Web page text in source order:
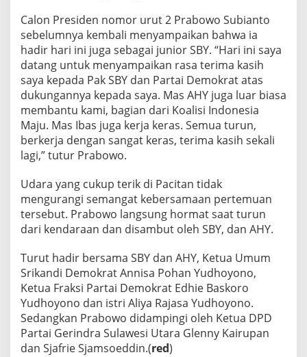
Calon Presiden nomor urut 2 Prabowo Subianto
sebelumnya kembali menyampaikan bahwa ia
hadir hari ini juga sebagai junior SBY. “Hari ini saya
datang untuk menyampaikan rasa terima kasih
saya kepada Pak SBY dan Partai Demokrat atas
dukungannya kepada saya. Mas AHY juga luar biasa
membantu kami, bagian dari Koalisi Indonesia
Maju. Mas Ibas juga kerja keras. Semua turun,
berkerja dengan sangat keras, terima kasih sekali
lagi,” tutur Prabowo.
Udara yang cukup terik di Pacitan tidak
mengurangi semangat kebersamaan pertemuan
tersebut. Prabowo langsung hormat saat turun
dari kendaraan dan disambut oleh SBY, dan AHY.
Turut hadir bersama SBY dan AHY, Ketua Umum
Srikandi Demokrat Annisa Pohan Yudhoyono,
Ketua Fraksi Partai Demokrat Edhie Baskoro
Yudhoyono dan istri Aliya Rajasa Yudhoyono.
Sedangkan Prabowo didampingi oleh Ketua DPD
Partai Gerindra Sulawesi Utara Glenny Kairupan
dan Sjafrie Sjamsoeddin.(red)